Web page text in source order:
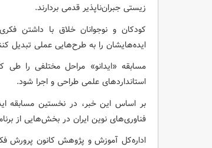
زیستی جبران‌ناپذیر قدمی بردارند.
کودکان و نوجوانان خلاق با داشتن
ایده‌هایشان را به طرح‌هایی عملی تبدیل
مسابقه «ایدانو» مراحل مختلفی را
استانداردهای علمی طراحی و اجرا شود.
بر اساس این خبر، در نخستین مسابقه
فناوری‌های نوین ایران در بخش‌هایی از
اداره‌کل آموزش و پژوهش کانون پرورش